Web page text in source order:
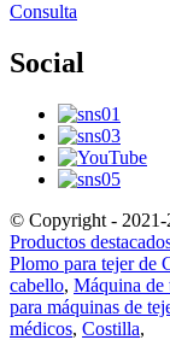
Consulta
Social
© Copyright - 2021-
Productos
Plomo para tejer de
cabello, Máquina de
para máquinas de
médicos, Costilla,